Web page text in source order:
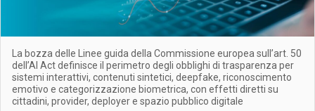
La bozza delle Linee guida della Commissione europea sull’art. 50
dell’AI Act definisce il perimetro degli obblighi di trasparenza per
sistemi interattivi, contenuti sintetici, deepfake, riconoscimento
emotivo e categorizzazione biometrica, con effetti diretti su
cittadini, provider, deployer e spazio pubblico digitale